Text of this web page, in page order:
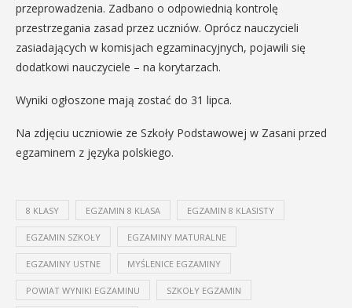
przeprowadzenia. Zadbano o odpowiednią kontrolę
przestrzegania zasad przez uczniów. Oprócz nauczycieli
zasiadających w komisjach egzaminacyjnych, pojawili się
dodatkowi nauczyciele – na korytarzach.
Wyniki ogłoszone mają zostać do 31 lipca.
Na zdjęciu uczniowie ze Szkoły Podstawowej w Zasani przed
egzaminem z języka polskiego.
8 KLASY EGZAMIN 8 KLASA EGZAMIN 8 KLASISTY
EGZAMIN SZKOŁY EGZAMINY MATURALNE
EGZAMINY USTNE MYŚLENICE EGZAMINY
POWIAT WYNIKI EGZAMINU SZKOŁY EGZAMIN